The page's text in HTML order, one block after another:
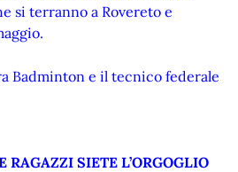
si terranno a Rovereto e
Badminton e il tecnico federale
RAGAZZI SIETE L’ORGOGLIO